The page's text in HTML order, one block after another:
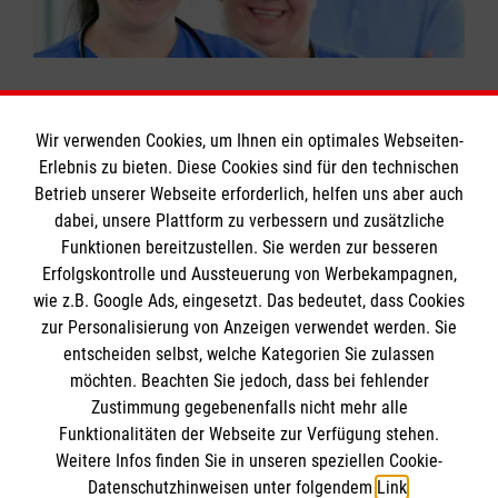
Jetzt Kurs buchen: Erste-Hilfe in
Bildungseinrichtungen
Eingefahrene Arbeitsabläufe können
reflektiert, neue Ansätze genutzt und
Pflege-Kurs buchen
Rahmenvertrags über die Häusliche
Krankenpflege nach § 132a Absatz 2 SGB
Landesvertrag NRW Häusliche Pflege, § 17
"Berechtigung zur Abgabe der Leistungen"
- Einsatz von sonstigen geeigneten
Personen (=Pflegehilfskräfte)
Kursdauer:
Je nach Vorgabe des Bundeslandes, bitte
wenden Sie sich an die Malteser Dienststelle
vor Ort.
Pflege-Kurs buchen
Betreuungsbedarf.
Ihre Versorgungssituation
in der stationären Pflege wird überwiegend als
verbesserungsbedürftig angesehen.
Mitunserer jahrzehntelangen Erfahrung in der
Qualifizierung von Pflegehilfskräftenbieten
wir Ihnen hier die auf diese Anforderungen
zugeschnittenen Ausbildungen.
Pflege-Kurs buchen
Informationen
Impressum
Datenschutz
Kontakt
Die Malteser
Malteser in Deutschland
Malteserorden
Sharepoint
Spendenkonto
Wir verwenden Cookies, um Ihnen ein optimales Webseiten-
Erlebnis zu bieten. Diese Cookies sind für den technischen
Betrieb unserer Webseite erforderlich, helfen uns aber auch
dabei, unsere Plattform zu verbessern und zusätzliche
Funktionen bereitzustellen. Sie werden zur besseren
Erfolgskontrolle und Aussteuerung von Werbekampagnen,
wie z.B. Google Ads, eingesetzt. Das bedeutet, dass Cookies
zur Personalisierung von Anzeigen verwendet werden. Sie
entscheiden selbst, welche Kategorien Sie zulassen
möchten. Beachten Sie jedoch, dass bei fehlender
Zustimmung gegebenenfalls nicht mehr alle
Funktionalitäten der Webseite zur Verfügung stehen.
Weitere Infos finden Sie in unseren speziellen Cookie-
Datenschutzhinweisen unter folgendem Link.